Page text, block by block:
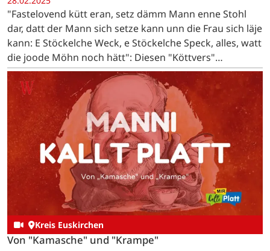
"Fastelovend kütt eran, setz dämm Mann enne Stohl
dar, datt der Mann sich setze kann unn die Frau sich läje
kann: E Stöckelche Weck, e Stöckelche Speck, alles, watt
die joode Möhn noch hätt": Diesen "Köttvers"
(Bettellied) sangen die "Pänz" von Bleibuir auf…
Kreis Euskirchen
Von "Kamasche" und "Krampe"